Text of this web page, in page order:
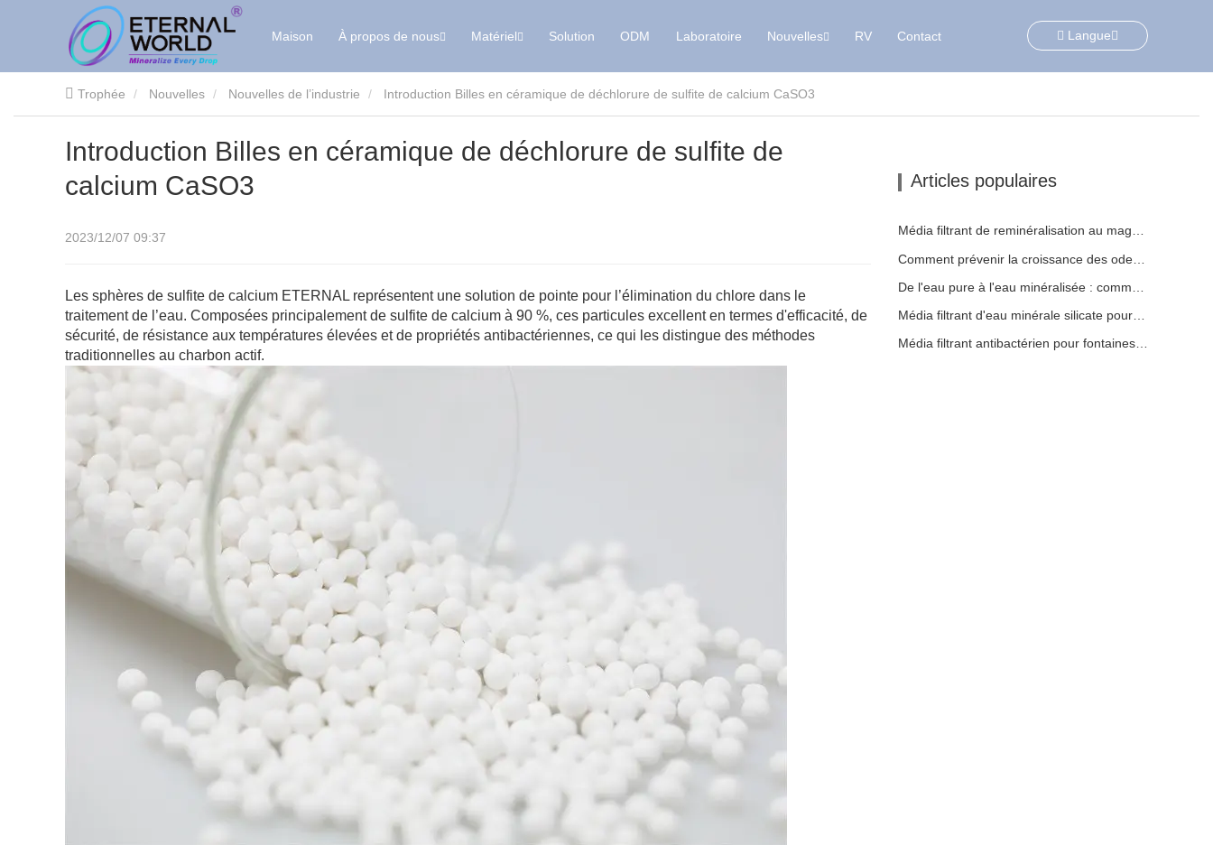
Maison À propos de nous Matériel Solution ODM Laboratoire Nouvelles RV Contact Langue
Trophée Nouvelles Nouvelles de l’industrie Introduction Billes en céramique de déchlorure de sulfite de calcium CaSO3
Introduction Billes en céramique de déchlorure de sulfite de
calcium CaSO3
2023/12/07 09:37
Les sphères de sulfite de calcium ETERNAL représentent une solution de pointe pour l’élimination du chlore dans le
traitement de l’eau. Composées principalement de sulfite de calcium à 90 %, ces particules excellent en termes d'efficacité, de
sécurité, de résistance aux températures élevées et de propriétés antibactériennes, ce qui les distingue des méthodes
traditionnelles au charbon actif.
Articles populaires
Média filtrant de reminéralisation au magnésium pour systèmes d'eau RO
Comment prévenir la croissance des odeurs et des bactéries dans les réservoirs d'eaux usées des balayeuses de sol
Média filtrant d'eau minérale silicate pour systèmes d'osmose inverse | Technologie ETERNAL WORLD Mineral Gem®
Média filtrant antibactérien pour fontaines à eau pour animaux